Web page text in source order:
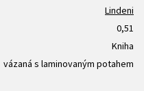
Lindeni
0,51
Kniha
vázaná s laminovaným potahem